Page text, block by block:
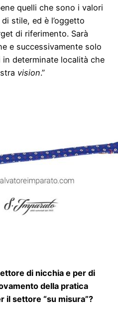
quelli che sono i valori
stile, ed è l’oggetto
di riferimento. Sarà
e successivamente solo
determinate località che
vision.”
di nicchia e per di
della pratica
il settore “su misura”?